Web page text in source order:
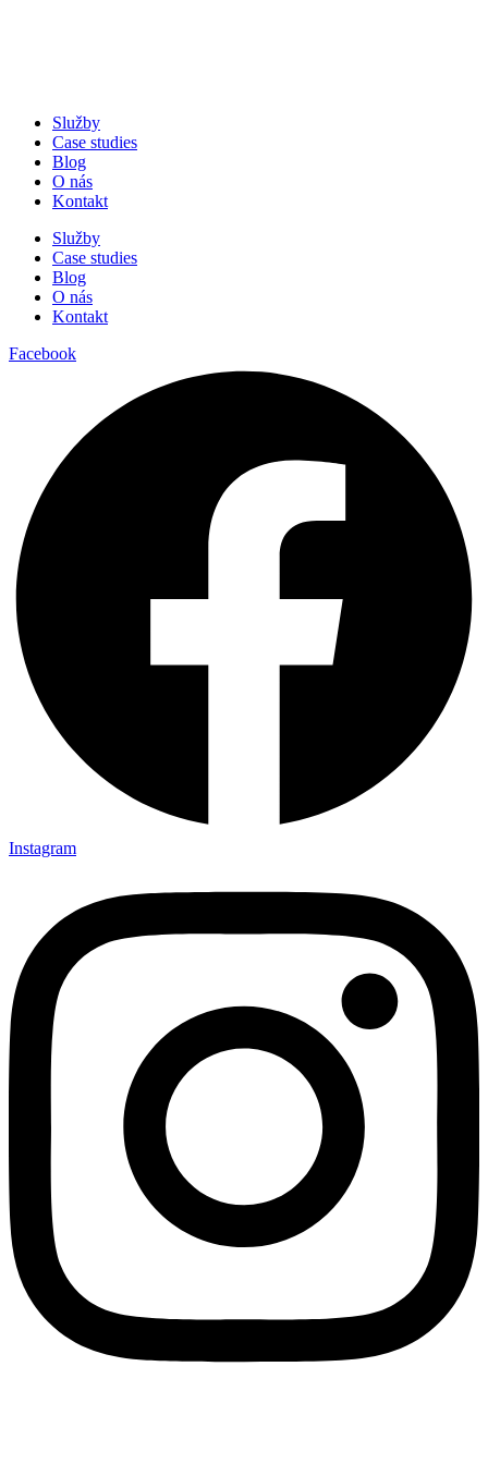
Služby
Case studies
Blog
O nás
Kontakt
Služby
Case studies
Blog
O nás
Kontakt
Facebook
Instagram